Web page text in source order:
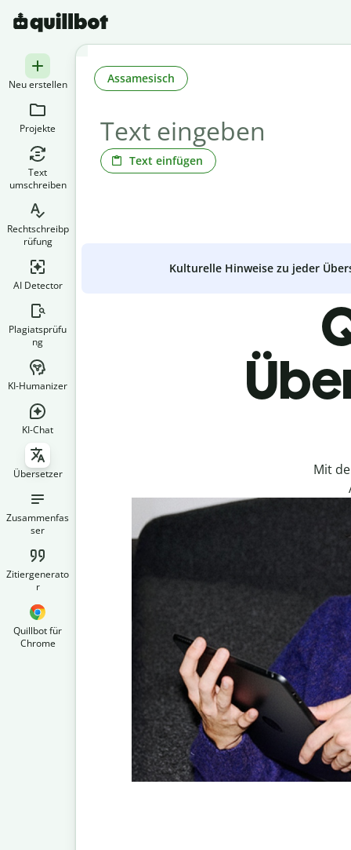
Neu erstellen
Projekte
Text
umschreiben
Rechtschreibp
rüfung
AI Detector
Plagiatsprüfu
ng
KI-Humanizer
KI-Chat
Übersetzer
Zusammenfas
ser
Zitiergenerato
r
Quillbot für
Chrome
Text einfügen
Assamesisch
Kulturelle Hinweise zu jeder
Mit